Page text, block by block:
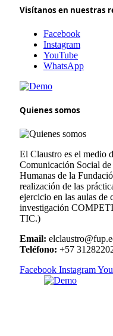
Visítanos en nuestras
Facebook
Instagram
YouTube
WhatsApp
Quienes somos
El Claustro es el medio
Comunicación Social
Humanas de la
realización de las
ejercicio en las aulas de
investigación
TIC.)
Email:
Teléfono: +57
Facebook Instagram